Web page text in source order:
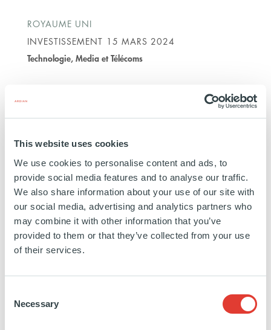
This website uses cookies
We use cookies to personalise content and ads, to
provide social media features and to analyse our traffic.
We also share information about your use of our site with
our social media, advertising and analytics partners who
may combine it with other information that you’ve
provided to them or that they’ve collected from your use
of their services.
Selection
Necessary
ROYAUME UNI
INVESTISSEMENT 15 MARS 2024
Technologie, Media et Télécoms
Tacna
PÉROU
INVESTISSEMENT
EN SAVOIR PLUS